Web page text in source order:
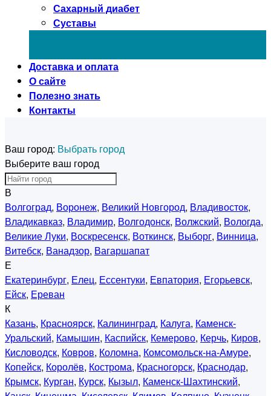
Сахарный диабет
Суставы
Доставка и оплата
О сайте
Полезно знать
Контакты
Ваш город: Выбрать город
Выберите ваш город
В
Волгоград, Воронеж, Великий Новгород, Владивосток,
Владикавказ, Владимир, Волгодонск, Волжский, Вологда,
Великие Луки, Воскресенск, Воткинск, Выборг, Винница,
Витебск, Ванадзор, Вагаршапат
Е
Екатеринбург, Елец, Ессентуки, Евпатория, Егорьевск,
Ейск, Ереван
К
Казань, Красноярск, Калининград, Калуга, Каменск-
Уральский, Камышин, Каспийск, Кемерово, Керчь, Киров,
Кисловодск, Ковров, Коломна, Комсомольск-на-Амуре,
Копейск, Королёв, Кострома, Красногорск, Краснодар,
Крымск, Курган, Курск, Кызыл, Каменск-Шахтинский,